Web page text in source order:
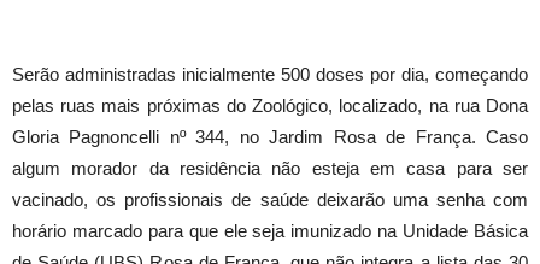
Serão administradas inicialmente 500 doses por dia, começando
pelas ruas mais próximas do Zoológico, localizado, na rua Dona
Gloria Pagnoncelli nº 344, no Jardim Rosa de França. Caso
algum morador da residência não esteja em casa para ser
vacinado, os profissionais de saúde deixarão uma senha com
horário marcado para que ele seja imunizado na Unidade Básica